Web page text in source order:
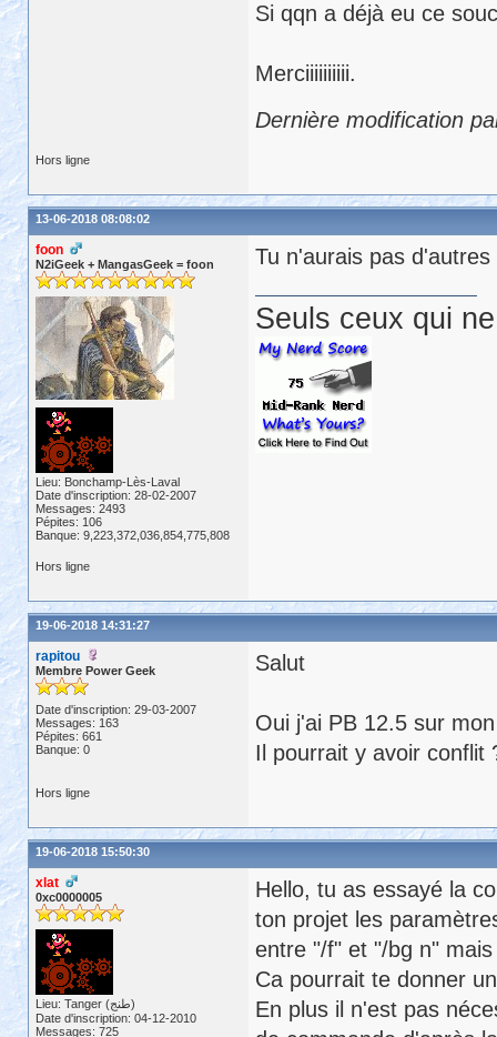
Si qqn a déjà eu ce
Merciiiiiiiiii.
Dernière modification
Hors ligne
13-06-2018 08:08:02
foon
N2iGeek + MangasGeek = foon
Lieu: Bonchamp-Lès-Laval
Date d'inscription: 28-02-2007
Messages: 2493
Pépites: 106
Banque: 9,223,372,036,854,775,808
Tu n'aurais pas
Seuls ceux qui
Hors ligne
19-06-2018 14:31:27
rapitou
Membre Power Geek
Date d'inscription: 29-03-2007
Messages: 163
Pépites: 661
Banque: 0
Salut
Oui j'ai PB 12.5 sur
Il pourrait y avoir conflit
Hors ligne
19-06-2018 15:50:30
xlat
0xc0000005
Lieu: Tanger (طنج)
Date d'inscription: 04-12-2010
Messages: 725
Hello, tu as essayé la
ton projet les
entre "/f" et "/bg n"
Ca pourrait te donner
En plus il n'est pas